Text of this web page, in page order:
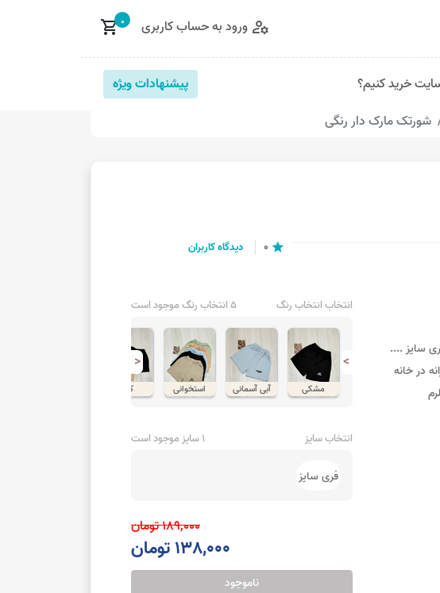
manage_accounts ورود به حساب کاربری shopping_cart0
خرید کنیم؟
پیشنهادات ویژه
شورتک مارک دار رنگی
star
0 دیدگاه کاربران
سایز ....
در خانه
انتخاب انتخاب رنگ 5 انتخاب رنگ موجود است
< >
مشکی آبی آسمانی استخوانی کرم
انتخاب سایز 1 سایز موجود است
فری سایز
189,000 تومان
138,000 تومان
ناموجود